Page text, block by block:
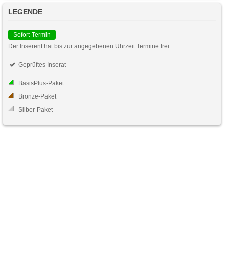
LEGENDE
Sofort-Termin
Der Inserent hat bis zur angegebenen Uhrzeit Termine frei
Geprüftes Inserat
BasisPlus-Paket
Bronze-Paket
Silber-Paket